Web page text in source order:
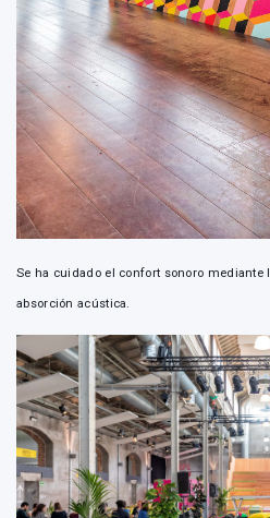
Se ha cuidado el confort sonoro mediante
absorción acústica.